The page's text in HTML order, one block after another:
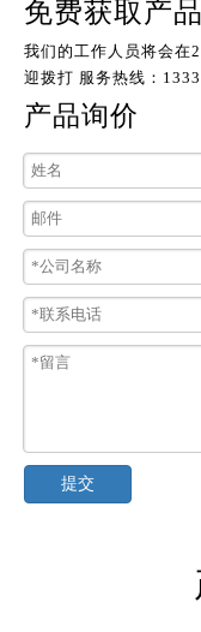
免费获取产
我们的工作人员将会在
迎拨打 服务热线：
产品询价
提交